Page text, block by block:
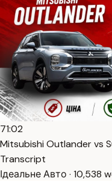
71:02
Mitsubishi Outlander vs
Transcript
Ідеальне Авто · 10,538